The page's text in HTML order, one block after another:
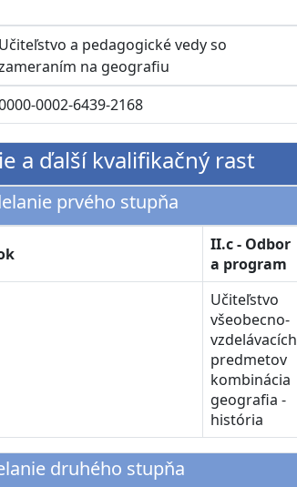
Učiteľstvo a pedagogické vedy so
na geografiu
0002-6439-2168
a ďalší kvalifikačný rast
prvého stupňa
II.c - Odbor
a program
Učiteľstvo
všeobecno-
vzdelávacích
predmetov
kombinácia
geografia -
história
druhého stupňa